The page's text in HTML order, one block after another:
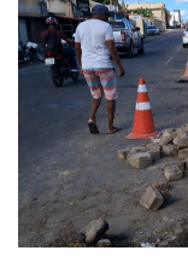
Notícias
Vídeos
Webmail
Contato